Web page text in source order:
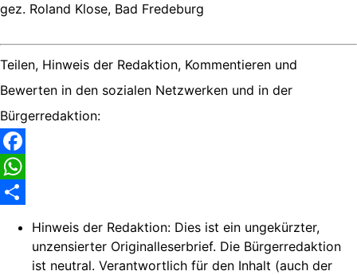
gez. Roland Klose, Bad Fredeburg
Teilen, Hinweis der Redaktion, Kommentieren und
Bewerten in den sozialen Netzwerken und in der
Bürgerredaktion:
Facebook
WhatsApp
Hinweis der Redaktion: Dies ist ein ungekürzter,
unzensierter Originalleserbrief. Die Bürgerredaktion
ist neutral. Verantwortlich für den Inhalt (auch der